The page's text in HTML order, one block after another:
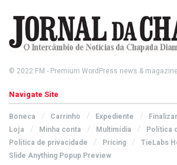
© 2022 FM - Premium WordPress news &
Navigate Site
Boneca Carrinho Expediente
Loja
Minha conta Multimídia
Política
Política de privacidade
Pricing
TieLabs
Slide Anything Popup Preview